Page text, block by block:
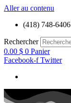
Aller au contenu
(418) 748-6406
Rechercher
0.00 $ 0 Panier
Facebook-f Twitter